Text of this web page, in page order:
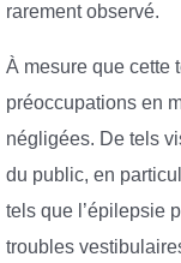
rarement observé.
À mesure que cette
préoccupations en
négligées. De tels
du public, en
tels que l’épilepsie
troubles